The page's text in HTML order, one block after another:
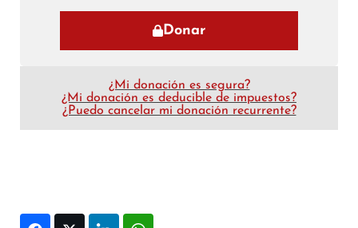
Donar
¿Mi donación es segura?
¿Mi donación es deducible de impuestos?
¿Puedo cancelar mi donación recurrente?